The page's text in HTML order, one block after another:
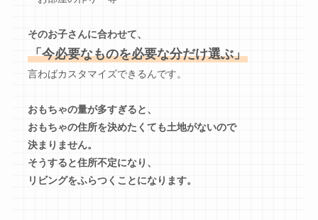
そのお子さんに合わせて、
「今必要なものを必要な分だけ選ぶ」
言わばカスタマイズできるんです。
おもちゃの量が多すぎると、
おもちゃの住所を決めたくても土地がないので
決まりません。
そうすると住所不定になり、
リビングをふらつくことになります。